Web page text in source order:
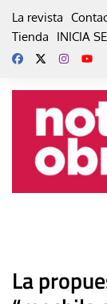
La revista
Tienda
INICIA
La